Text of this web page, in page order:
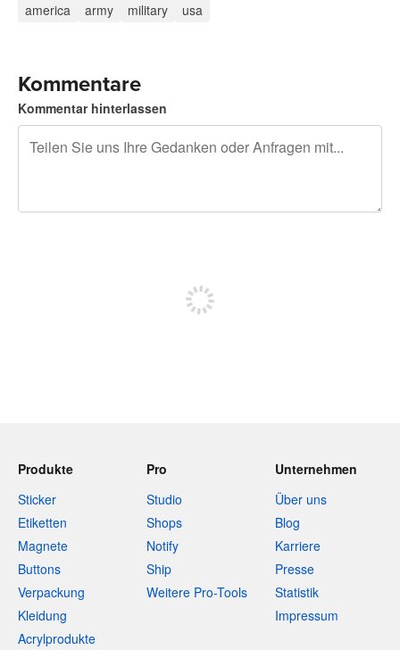
america army military usa
Kommentare
Kommentar hinterlassen
Produkte
Sticker
Etiketten
Magnete
Buttons
Verpackung
Kleidung
Acrylprodukte
Pro
Studio
Shops
Notify
Ship
Weitere Pro-Tools
Unternehmen
Über uns
Blog
Karriere
Presse
Statistik
Impressum